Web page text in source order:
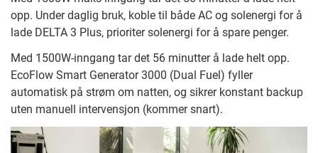
opp. Under daglig bruk, koble til både AC og solenergi for å
lade DELTA 3 Plus, prioriter solenergi for å spare penger.
Med 1500W-inngang tar det 56 minutter å lade helt opp.
EcoFlow Smart Generator 3000 (Dual Fuel) fyller
automatisk på strøm om natten, og sikrer konstant backup
uten manuell intervensjon (kommer snart).